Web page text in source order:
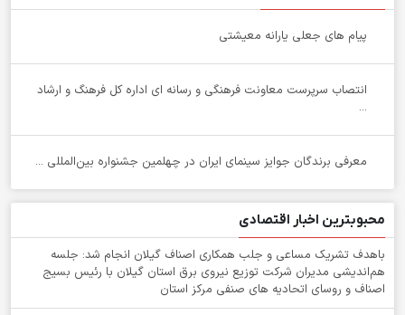
پیام های جعلی یارانه معیشتی
انتصاب سرپرست معاونت فرهنگی و رسانه ای اداره کل فرهنگ و ارشاد
...
معرفی برندگان جوایز سینمای ایران در چهلمین جشنواره بین‌المللی ...
محبوبترین اخبار اقتصادی
باهدف تشریک مساعی و جلب همکاری اصناف گیلان انجام شد: جلسه
هم‌اندیشی مدیران شركت توزیع نیروی برق استان گیلان با رئیس بسیج
اصناف و روسای اتحادیه های صنفی مركز استان